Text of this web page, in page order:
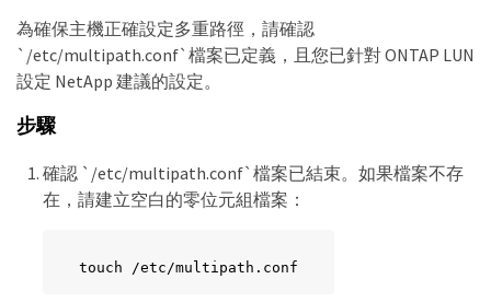
為確保主機正確設定多重路徑，請確認
`/etc/multipath.conf`檔案已定義，且您已針對 ONTAP LUN
設定 NetApp 建議的設定。
步驟
確認 `/etc/multipath.conf`檔案已結束。如果檔案不存
在，請建立空白的零位元組檔案：
touch /etc/multipath.conf